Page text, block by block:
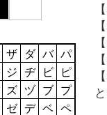
ザ ダ バ
パ
ジ ヂ ビ
ピ
ズ ヅ ブ
プ
ゼ デ ベ
ペ